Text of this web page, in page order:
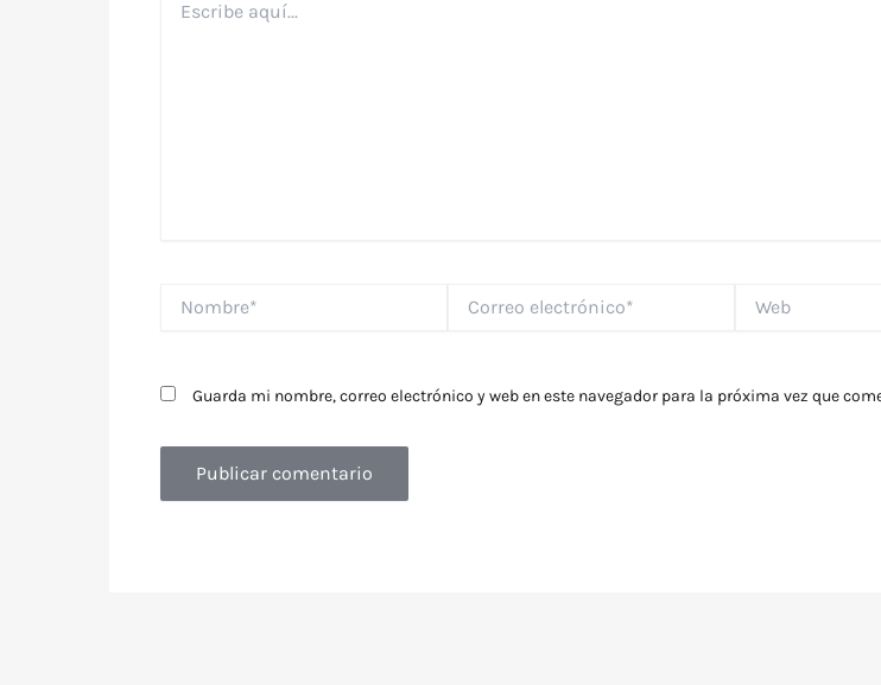
aquí...
electrónico*
Guarda mi nombre, correo electrónico y web en este navegador para la próxima vez que